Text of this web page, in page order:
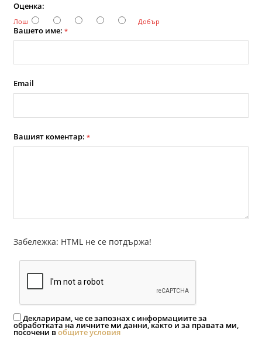
Оценка:
Лош Добър
Вашето име: *
Email
Вашият коментар: *
Забележка: HTML не се потдържа!
Декларирам, че се запознах с информациите за
обработката на личните ми данни, както и за правата ми,
посочени вобщите условия